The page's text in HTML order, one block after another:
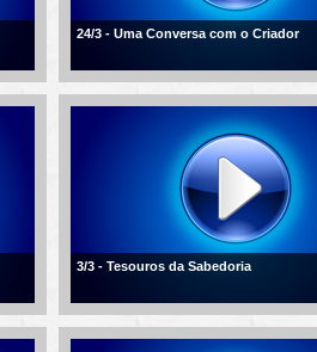
24/3 - Uma Conversa com o Criador
3/3 - Tesouros da Sabedoria